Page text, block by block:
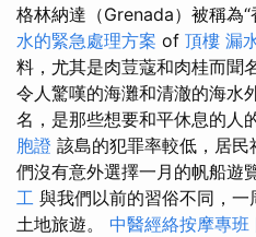
格林納達（Grenada）被稱為
水的緊急處理方案 of 頂樓 漏
料，尤其是肉荳蔻和肉桂而聞
令人驚嘆的海灘和清澈的海水
名，是那些想要和平休息的人
胞證 該島的犯罪率較低，居
們沒有意外選擇一月的帆船遊
工 與我們以前的習俗不同，一
土地旅遊。 中醫經絡按摩專班